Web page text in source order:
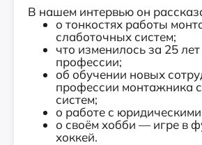
В нашем интервью он
о тонкостях работы
слаботочных систем;
что изменилось за 25 лет
профессии;
об обучении новых
профессии монтажника
систем;
о работе с
о своём хобби — игре в
хоккей.